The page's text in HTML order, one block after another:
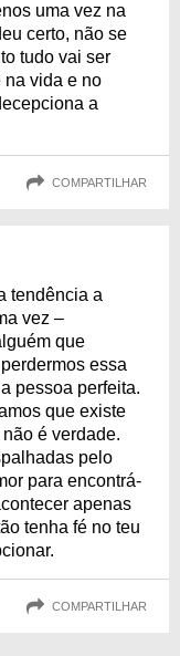
uma vez na
certo, não se
tudo vai ser
na vida e no
a
COMPARTILHAR
tendência a
vez –
que
essa
pessoa perfeita.
que existe
é verdade.
pelo
para encontrá-
apenas
tenha fé no teu
COMPARTILHAR